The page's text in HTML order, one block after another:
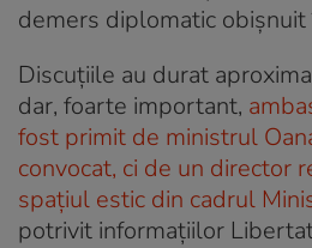
demers diplomatic
Discuțiile au durat
dar, foarte important,
fost primit de ministrul
convocat, ci de un director
spațiul estic din cadrul
potrivit informațiilor